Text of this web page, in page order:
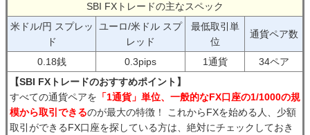
SBI FXトレードの主なスペック
米ドル/円 スプレッ
ド
ユーロ/米ドル スプ
レッド
最低取引単
位
通貨ペア数
0.18銭 0.3pips 1通貨
34ペア
【SBI FXトレードのおすすめポイント】
すべての通貨ペアを 「1通貨」単位、一般的なFX口座の1/1000の規
模から取引できるのが最大の特徴！ これからFXを始める人、少額
取引ができるFX口座を探している方は、絶対にチェックしておき